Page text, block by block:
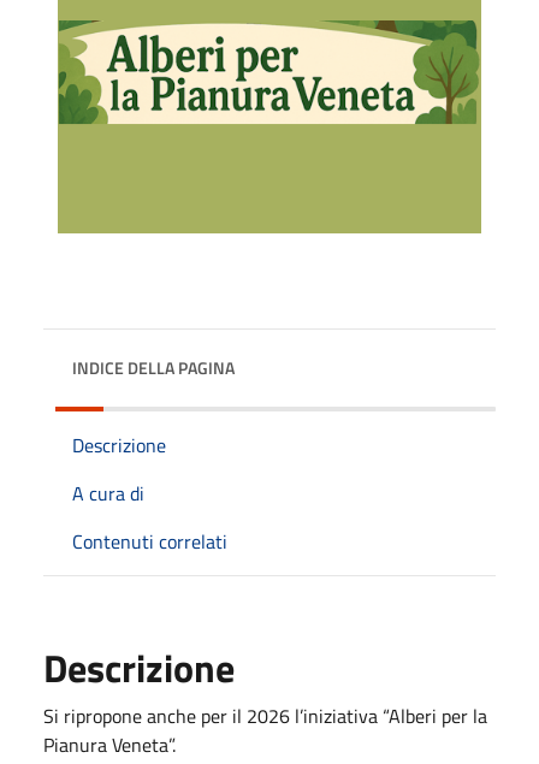
INDICE DELLA PAGINA
Descrizione
A cura di
Contenuti correlati
Descrizione
Si ripropone anche per il 2026 l’iniziativa “Alberi per la
Pianura Veneta”.